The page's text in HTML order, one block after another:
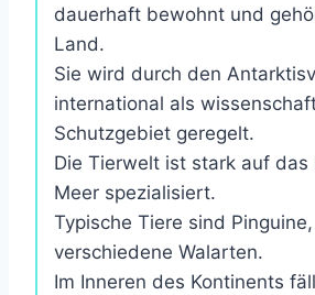
dauerhaft bewohnt und
Land.
Sie wird durch den
international als
Schutzgebiet geregelt.
Die Tierwelt ist stark auf das
Meer spezialisiert.
Typische Tiere sind
verschiedene Walarten.
Im Inneren des Kontinents